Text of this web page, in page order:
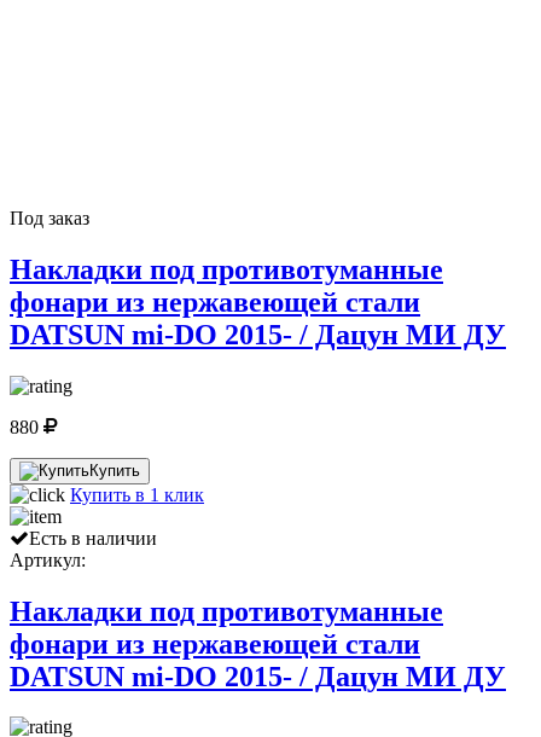
Под заказ
Накладки под противотуманные
фонари из нержавеющей стали
DATSUN mi-DO 2015- / Дацун МИ ДУ
880
Купить
Купить в 1 клик
Есть в наличии
Артикул:
Накладки под противотуманные
фонари из нержавеющей стали
DATSUN mi-DO 2015- / Дацун МИ ДУ